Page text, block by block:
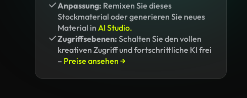
Anpassung: Remixen Sie dieses
Stockmaterial oder generieren Sie neues
Material in AI Studio.
Zugriffsebenen: Schalten Sie den vollen
kreativen Zugriff und fortschrittliche KI frei
– Preise ansehen →